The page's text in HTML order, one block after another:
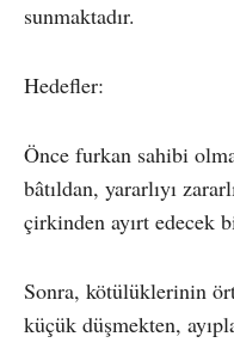
sunmaktadır.
Hedefler:
Önce furkan sahibi
bâtıldan, yararlıyı
çirkinden ayırt edecek
Sonra, kötülüklerinin
küçük düşmekten,